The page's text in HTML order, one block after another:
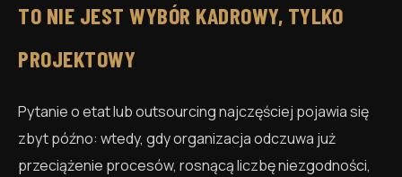
TO NIE JEST WYBÓR KADROWY, TYLKO
PROJEKTOWY
Pytanie o etat lub outsourcing najczęściej pojawia się
zbyt późno: wtedy, gdy organizacja odczuwa już
przeciążenie procesów, rosnącą liczbę niezgodności,